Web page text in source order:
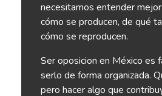
necesitamos entender
cómo se producen, de qué
cómo se reproducen.
Ser oposicion en México es
serlo de forma organizada.
pero hacer algo que